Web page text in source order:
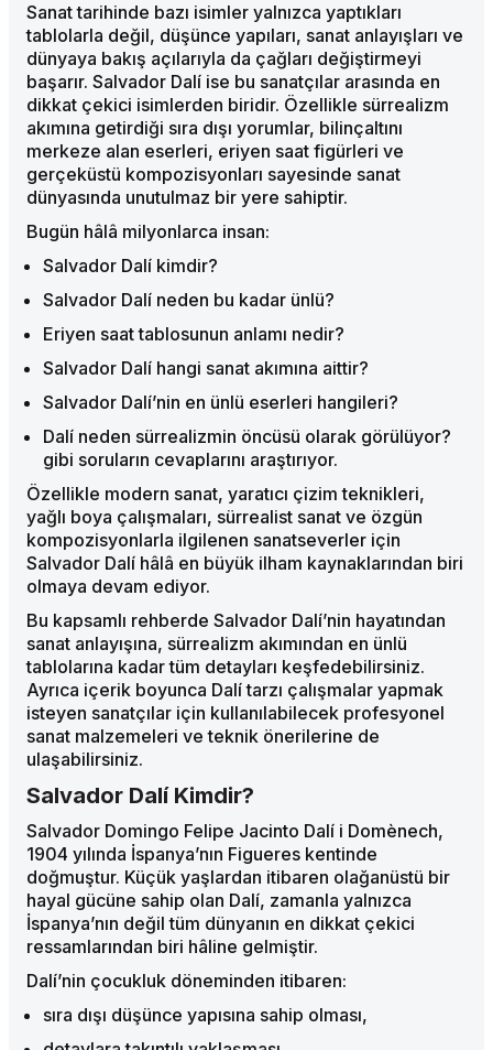
Sanat tarihinde bazı isimler yalnızca yaptıkları
tablolarla değil, düşünce yapıları, sanat anlayışları ve
dünyaya bakış açılarıyla da çağları değiştirmeyi
başarır. Salvador Dalí ise bu sanatçılar arasında en
dikkat çekici isimlerden biridir. Özellikle sürrealizm
akımına getirdiği sıra dışı yorumlar, bilinçaltını
merkeze alan eserleri, eriyen saat figürleri ve
gerçeküstü kompozisyonları sayesinde sanat
dünyasında unutulmaz bir yere sahiptir.
Bugün hâlâ milyonlarca insan:
Salvador Dalí kimdir?
Salvador Dalí neden bu kadar ünlü?
Eriyen saat tablosunun anlamı nedir?
Salvador Dalí hangi sanat akımına aittir?
Salvador Dalí’nin en ünlü eserleri hangileri?
Dalí neden sürrealizmin öncüsü olarak görülüyor?
gibi soruların cevaplarını araştırıyor.
Özellikle modern sanat, yaratıcı çizim teknikleri,
yağlı boya çalışmaları, sürrealist sanat ve özgün
kompozisyonlarla ilgilenen sanatseverler için
Salvador Dalí hâlâ en büyük ilham kaynaklarından biri
olmaya devam ediyor.
Bu kapsamlı rehberde Salvador Dalí’nin hayatından
sanat anlayışına, sürrealizm akımından en ünlü
tablolarına kadar tüm detayları keşfedebilirsiniz.
Ayrıca içerik boyunca Dalí tarzı çalışmalar yapmak
isteyen sanatçılar için kullanılabilecek profesyonel
sanat malzemeleri ve teknik önerilerine de
ulaşabilirsiniz.
Salvador Dalí Kimdir?
Salvador Domingo Felipe Jacinto Dalí i Domènech,
1904 yılında İspanya’nın Figueres kentinde
doğmuştur. Küçük yaşlardan itibaren olağanüstü bir
hayal gücüne sahip olan Dalí, zamanla yalnızca
İspanya’nın değil tüm dünyanın en dikkat çekici
ressamlarından biri hâline gelmiştir.
Dalí’nin çocukluk döneminden itibaren:
sıra dışı düşünce yapısına sahip olması,